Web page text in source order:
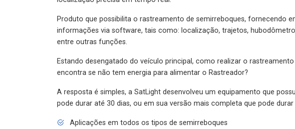
Produto que possibilita o rastreamento de semirreboques, fornecendo
informações via software, tais como: localização, trajetos, hubodômetro
entre outras funções.
Estando desengatado do veículo principal, como realizar o rastreamento
encontra se não tem energia para alimentar o Rastreador?
A resposta é simples, a SatLight desenvolveu um equipamento que
pode durar até 30 dias, ou em sua versão mais completa que pode durar
Aplicações em todos os tipos de semirreboques